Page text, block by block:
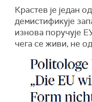
Крастев је један
демистификује
изнова поручује
чега се живи, не